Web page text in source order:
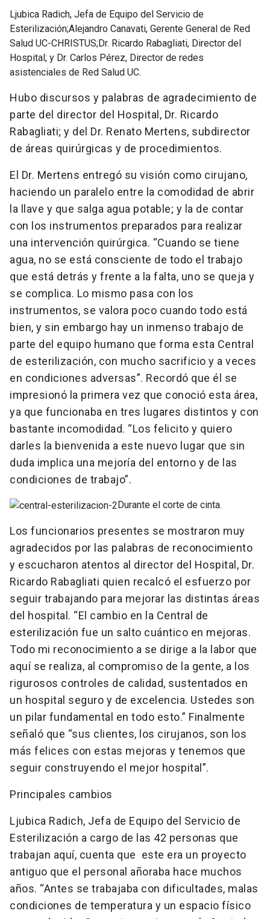
Ljubica Radich, Jefa de Equipo del Servicio de
Esterilización;Alejandro Canavati, Gerente General de Red
Salud UC-CHRISTUS;Dr. Ricardo Rabagliati, Director del
Hospital; y Dr. Carlos Pérez, Director de redes
asistenciales de Red Salud UC.
Hubo discursos y palabras de agradecimiento de
parte del director del Hospital, Dr. Ricardo
Rabagliati; y del Dr. Renato Mertens, subdirector
de áreas quirúrgicas y de procedimientos.
El Dr. Mertens entregó su visión como cirujano,
haciendo un paralelo entre la comodidad de abrir
la llave y que salga agua potable; y la de contar
con los instrumentos preparados para realizar
una intervención quirúrgica. “Cuando se tiene
agua, no se está consciente de todo el trabajo
que está detrás y frente a la falta, uno se queja y
se complica. Lo mismo pasa con los
instrumentos, se valora poco cuando todo está
bien, y sin embargo hay un inmenso trabajo de
parte del equipo humano que forma esta Central
de esterilización, con mucho sacrificio y a veces
en condiciones adversas”. Recordó que él se
impresionó la primera vez que conoció esta área,
ya que funcionaba en tres lugares distintos y con
bastante incomodidad. “Los felicito y quiero
darles la bienvenida a este nuevo lugar que sin
duda implica una mejoría del entorno y de las
condiciones de trabajo”.
Durante el corte de cinta.
Los funcionarios presentes se mostraron muy
agradecidos por las palabras de reconocimiento
y escucharon atentos al director del Hospital, Dr.
Ricardo Rabagliati quien recalcó el esfuerzo por
seguir trabajando para mejorar las distintas áreas
del hospital. “El cambio en la Central de
esterilización fue un salto cuántico en mejoras.
Todo mi reconocimiento a se dirige a la labor que
aquí se realiza, al compromiso de la gente, a los
rigurosos controles de calidad, sustentados en
un hospital seguro y de excelencia. Ustedes son
un pilar fundamental en todo esto.” Finalmente
señaló que “sus clientes, los cirujanos, son los
más felices con estas mejoras y tenemos que
seguir construyendo el mejor hospital”.
Principales cambios
Ljubica Radich, Jefa de Equipo del Servicio de
Esterilización a cargo de las 42 personas que
trabajan aquí, cuenta que este era un proyecto
antiguo que el personal añoraba hace muchos
años. “Antes se trabajaba con dificultades, malas
condiciones de temperatura y un espacio físico